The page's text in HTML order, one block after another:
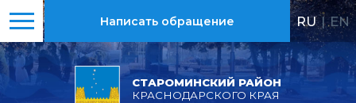
СТАРОМИНСКИЙ РАЙОН
КРАСНОДАРСКОГО КРАЯ
Написать обращение RU | EN